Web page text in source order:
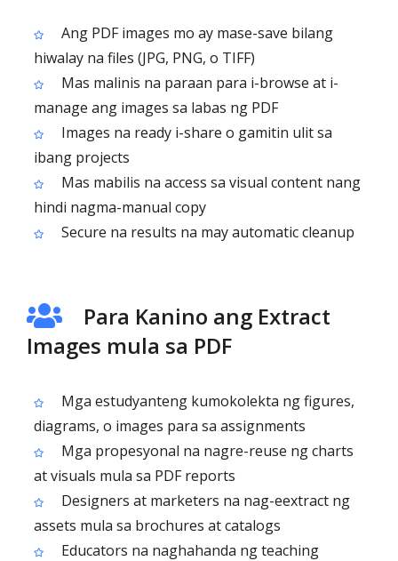
Ang PDF images mo ay mase-save bilang
hiwalay na files (JPG, PNG, o TIFF)
Mas malinis na paraan para i-browse at i-
manage ang images sa labas ng PDF
Images na ready i-share o gamitin ulit sa
ibang projects
Mas mabilis na access sa visual content nang
hindi nagma-manual copy
Secure na results na may automatic cleanup
Para Kanino ang Extract
Images mula sa PDF
Mga estudyanteng kumokolekta ng figures,
diagrams, o images para sa assignments
Mga propesyonal na nagre-reuse ng charts
at visuals mula sa PDF reports
Designers at marketers na nag-eextract ng
assets mula sa brochures at catalogs
Educators na naghahanda ng teaching